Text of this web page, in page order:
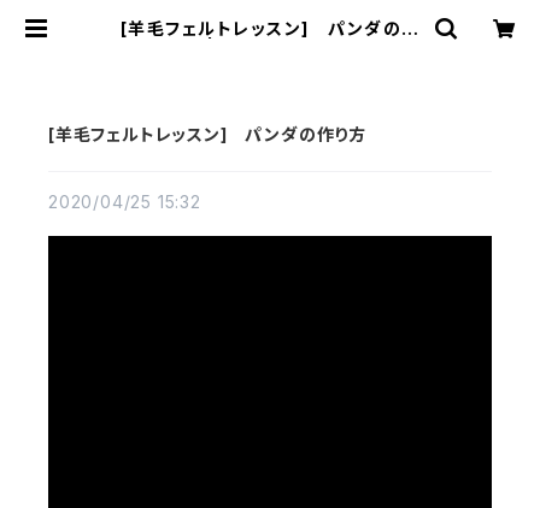
[羊毛フェルトレッスン] パンダの作
[羊毛フェルトレッスン] パンダの作り方
2020/04/25 15:32